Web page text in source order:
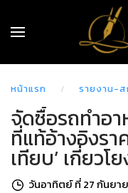
หน้าแรก รายงาน-ส
จัดซื้อรถทำอ
ที่แท้อ้างอิงรา
เทียบ’ เกี่ยวโ
วันอาทิตย์ ที่ 27 กันยา